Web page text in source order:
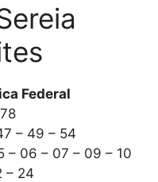
Federal
– 49 – 54
– 06 – 07 – 09 – 10
– 24